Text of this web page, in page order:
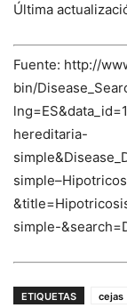
Última
Fuente: http://
bin/
hereditaria-
simple-
ETIQUETAS cejas